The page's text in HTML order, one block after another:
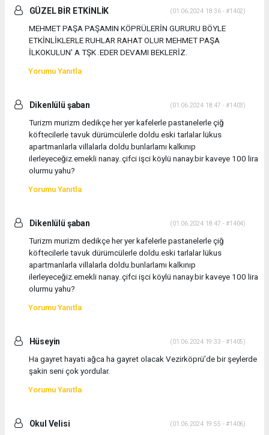
GÜZEL BİR ETKİNLİK (01.06.2024 18:36 - #1402)
MEHMET PAŞA PAŞAMIN KÖPRÜLERİN GURURU BÖYLE
ETKİNLİKLERLE RUHLAR RAHAT OLUR MEHMET PAŞA
İLKOKULUN' A TŞK .EDER DEVAMI BEKLERİZ.
Yorumu Yanıtla
Dikenlülü şaban (01.06.2024 18:47 - #1403)
Turizm murizm dedikçe her yer kafelerle pastanelerle çiğ
köftecilerle tavuk dürümcülerle doldu.eski tarlalar lükus
apartmanlarla villalarla doldu.bunlarlamı kalkınıp
ilerleyeceğiz.emekli nanay..çifci işci köylü nanay.bir kaveye 100 lira
olurmu yahu?
Yorumu Yanıtla
Dikenlülü şaban (01.06.2024 18:47 - #1404)
Turizm murizm dedikçe her yer kafelerle pastanelerle çiğ
köftecilerle tavuk dürümcülerle doldu.eski tarlalar lükus
apartmanlarla villalarla doldu.bunlarlamı kalkınıp
ilerleyeceğiz.emekli nanay..çifci işci köylü nanay.bir kaveye 100 lira
olurmu yahu?
Yorumu Yanıtla
Hüseyin (01.06.2024 19:33 - #1405)
Ha gayret hayati ağca ha gayret olacak Vezirköprü’de bir şeylerde
şakin seni çok yordular.
Yorumu Yanıtla
Okul Velisi (01.06.2024 19:55 - #1406)